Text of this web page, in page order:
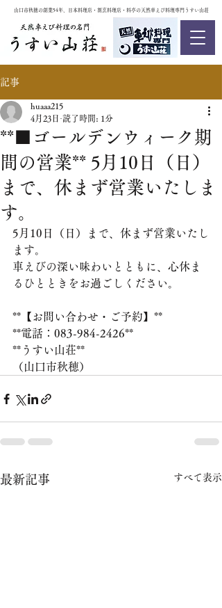
山口市秋穂の創業54年、日本料理店・割烹料理店・料亭の天然車えび料理専門うすい山荘
記事
**■ゴールデンウィーク期
間の営業** 5月10日（日）
まで、休まず営業いたしま
す。
huaaa215
4月23日 読了時間: 1分
5月10日（日）まで、休まず営業いたし
ます。
車えびの深い味わいとともに、心休ま
るひとときをお過ごしください。
**【お問い合わせ・ご予約】**
**電話：083-984-2426**
**うすい山荘**
（山口市秋穂）
最新記事 すべて表示